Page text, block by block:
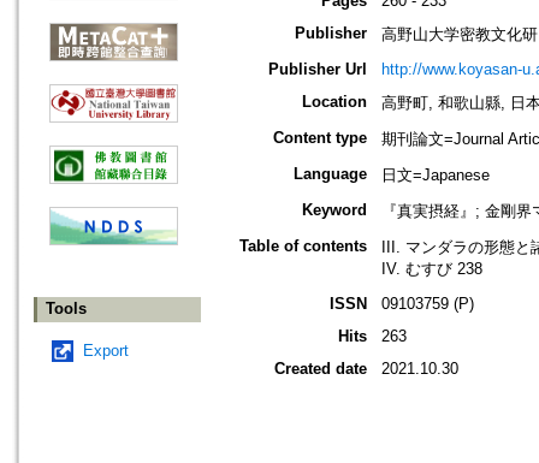
Tools
Export
Publisher
高野山大学密教文化
Publisher Url
http://www.koyasan-
Location
高野町, 和歌山縣, 日
Content type
期刊論文=Journal
Language
日文=Japanese
Keyword
『真実摂経』; 金剛
Table of contents
III. マンダラの形態
IV. むすび 238
ISSN
09103759 (P)
Hits
263
Created date
2021.10.30